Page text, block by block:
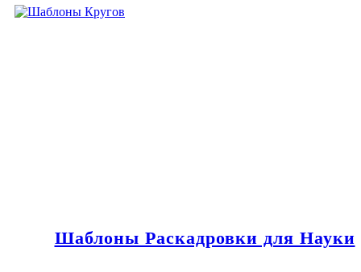
Шаблоны Раскадровки для Науки